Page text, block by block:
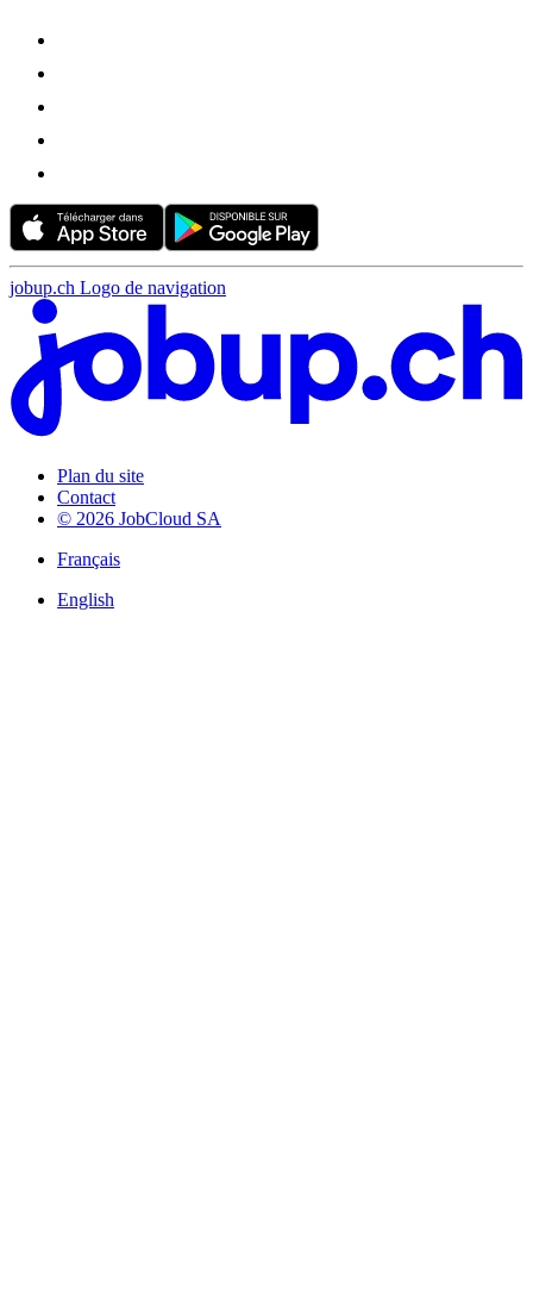
jobup.ch Logo de navigation
Plan du site
Contact
© 2026 JobCloud SA
Français
English